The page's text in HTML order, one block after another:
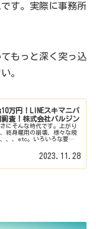
す。実際に事務所
もっと深く突っ込
。
万円！LINEスキマニバ
査！株式会社バルジン
にそんな時代です。上がり
終身雇用の崩壊、様々な規
、、etc。いろいろな要因
2023.11.28